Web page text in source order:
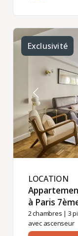
Exclusivité
LOCATION ​
à Paris
2 chambres | 3
avec ascenseur